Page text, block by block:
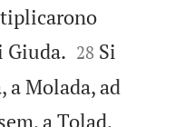


28 Si
a Molada, ad
a Tolad,